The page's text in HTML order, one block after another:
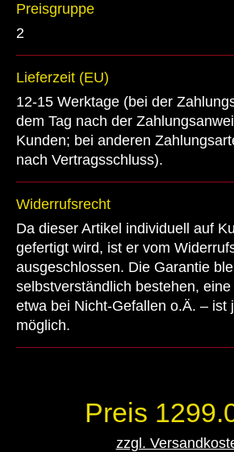
Preisgruppe
2
Lieferzeit (EU)
12-15 Werktage (bei der
dem Tag nach der
Kunden; bei anderen
nach Vertragsschluss).
Widerrufsrecht
Da dieser Artikel individuell auf
gefertigt wird, ist er vom
ausgeschlossen. Die Garantie
selbstverständlich bestehen,
etwa bei Nicht-Gefallen o.Ä. – ist
möglich.
Preis
zzgl.